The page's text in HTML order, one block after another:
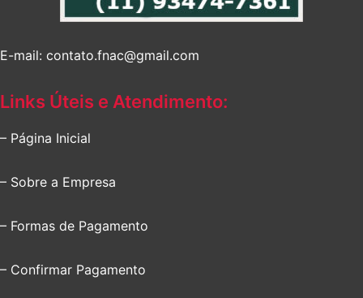
E-mail: contato.fnac@gmail.com
Links Úteis e Atendimento:
– Página Inicial
– Sobre a Empresa
– Formas de Pagamento
– Confirmar Pagamento